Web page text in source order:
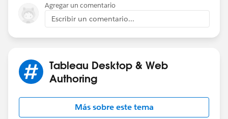
Agregar un comentario
Escribir un comentario...
Tableau Desktop & Web
Authoring
Más sobre este tema